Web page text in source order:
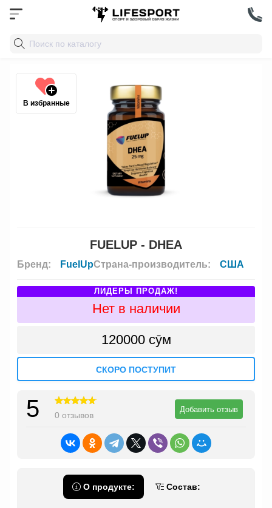
В избранные
FUELUP - DHEA
Бренд: FuelUpСтрана-производитель: США
ЛИДЕРЫ ПРОДАЖ!
Нет в наличии
120000 сӯм
СКОРО ПОСТУПИТ
5 0 отзывов
Добавить отзыв
О продукте: Состав: